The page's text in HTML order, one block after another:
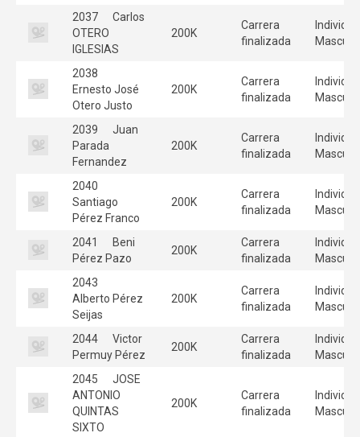
2037
Carlos
OTERO
IGLESIAS
200K
Carrera
finalizada
2038
Ernesto José
Otero Justo
200K
Carrera
finalizada
2039
Juan
Parada
Fernandez
200K
Carrera
finalizada
2040
Santiago
Pérez Franco
200K
Carrera
finalizada
2041
Beni
Pérez Pazo
200K
Carrera
finalizada
2043
Alberto Pérez
Seijas
200K
Carrera
finalizada
2044
Victor
Permuy Pérez
200K
Carrera
finalizada
2045
JOSE
ANTONIO
QUINTAS
SIXTO
200K
Carrera
finalizada